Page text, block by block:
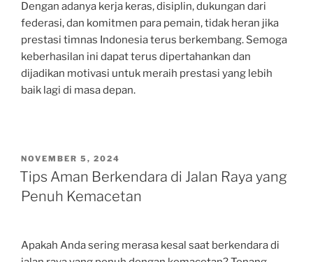
Dengan adanya kerja keras, disiplin, dukungan dari
federasi, dan komitmen para pemain, tidak heran jika
prestasi timnas Indonesia terus berkembang. Semoga
keberhasilan ini dapat terus dipertahankan dan
dijadikan motivasi untuk meraih prestasi yang lebih
baik lagi di masa depan.
POSTED
ON
NOVEMBER 5, 2024
Tips Aman Berkendara di Jalan Raya yang
Penuh Kemacetan
Apakah Anda sering merasa kesal saat berkendara di